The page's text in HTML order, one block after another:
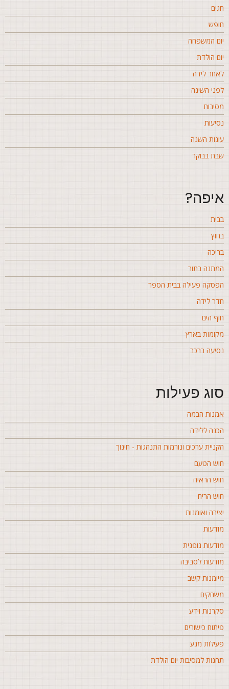
המשפחה
הולדת
לידה
השינה
השנה
בבוקר
בתור
פעילה בבית הספר
לידה
הים
בארץ
ברכב
פעילות
הבמה
ללידה
ערכים ונורמות התנהגות - חינוך
הטעם
הראיה
הריח
ואומנות
גופנית
לסביבה
קשב
וידע
כישורים
מגע
למסיבות יום הולדת